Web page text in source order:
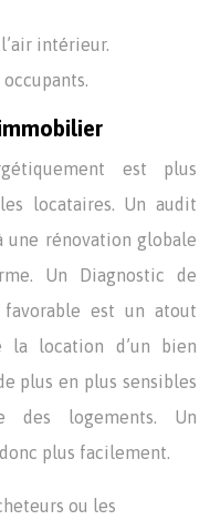
intérieur.
est plus
locataires. Un audit
une rénovation globale
Un Diagnostic de
favorable est un atout
location d’un bien
plus en plus sensibles
des logements. Un
plus facilement.
ou les